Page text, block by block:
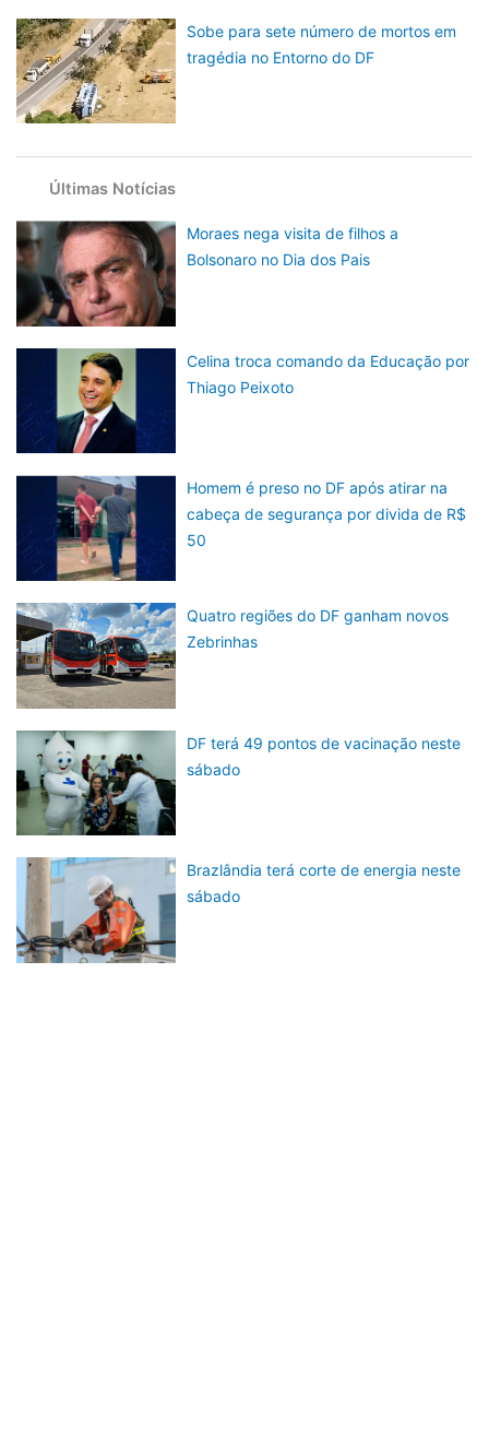
Sobe para sete número de mortos em
tragédia no Entorno do DF
Últimas Notícias
Moraes nega visita de filhos a
Bolsonaro no Dia dos Pais
Celina troca comando da Educação por
Thiago Peixoto
Homem é preso no DF após atirar na
cabeça de segurança por divida de R$
50
Quatro regiões do DF ganham novos
Zebrinhas
DF terá 49 pontos de vacinação neste
sábado
Brazlândia terá corte de energia neste
sábado